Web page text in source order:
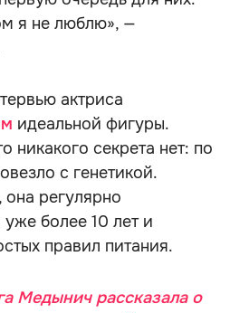
я не люблю», —
актриса
идеальной фигуры.
никакого секрета нет: по
с генетикой.
регулярно
более 10 лет и
правил питания.
Медынич рассказала о